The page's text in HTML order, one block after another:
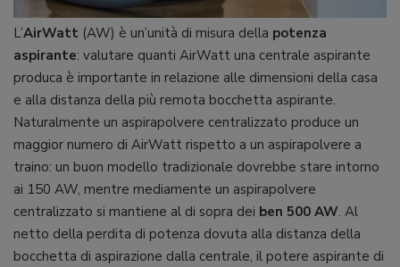
L’AirWatt (AW) è un’unità di misura della potenza
aspirante: valutare quanti AirWatt una centrale aspirante
produca è importante in relazione alle dimensioni della casa
e alla distanza della più remota bocchetta aspirante.
Naturalmente un aspirapolvere centralizzato produce un
maggior numero di AirWatt rispetto a un aspirapolvere a
traino: un buon modello tradizionale dovrebbe stare intorno
ai 150 AW, mentre mediamente un aspirapolvere
centralizzato si mantiene al di sopra dei ben 500 AW. Al
netto della perdita di potenza dovuta alla distanza della
bocchetta di aspirazione dalla centrale, il potere aspirante di